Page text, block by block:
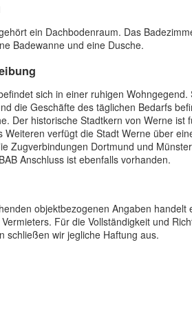
ein Dachbodenraum. Das
Badewanne und eine Dusche.
sich in einer ruhigen Wohngegend.
die Geschäfte des täglichen Bedarfs
Der historische Stadtkern von Werne ist
Weiteren verfügt die Stadt Werne über
Zugverbindungen Dortmund und Münster
Anschluss ist ebenfalls vorhanden.
objektbezogenen Angaben handelt
Für die Vollständigkeit und
schließen wir jegliche Haftung aus.